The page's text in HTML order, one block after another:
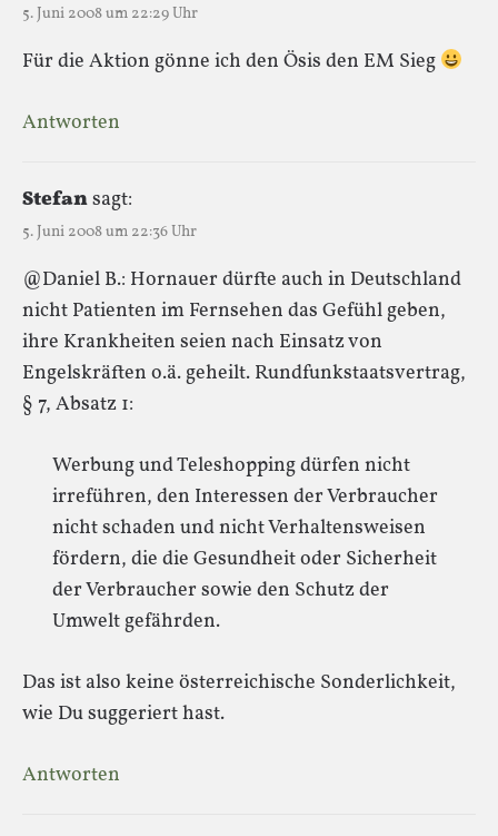
5. Juni 2008 um 22:29 Uhr
Für die Aktion gönne ich den Ösis den EM Sieg
Antworten
Stefansagt:
5. Juni 2008 um 22:36 Uhr
@Daniel B.: Hornauer dürfte auch in Deutschland
nicht Patienten im Fernsehen das Gefühl geben,
ihre Krankheiten seien nach Einsatz von
Engelskräften o.ä. geheilt. Rundfunkstaatsvertrag,
§ 7, Absatz 1:
Werbung und Teleshopping dürfen nicht
irreführen, den Interessen der Verbraucher
nicht schaden und nicht Verhaltensweisen
fördern, die die Gesundheit oder Sicherheit
der Verbraucher sowie den Schutz der
Umwelt gefährden.
Das ist also keine österreichische Sonderlichkeit,
wie Du suggeriert hast.
Antworten